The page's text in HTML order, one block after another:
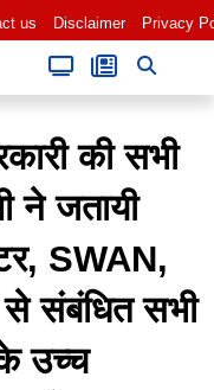
us Disclaimer Privacy
की सभी
ने जतायी
SWAN,
संबंधित सभी
उच्च